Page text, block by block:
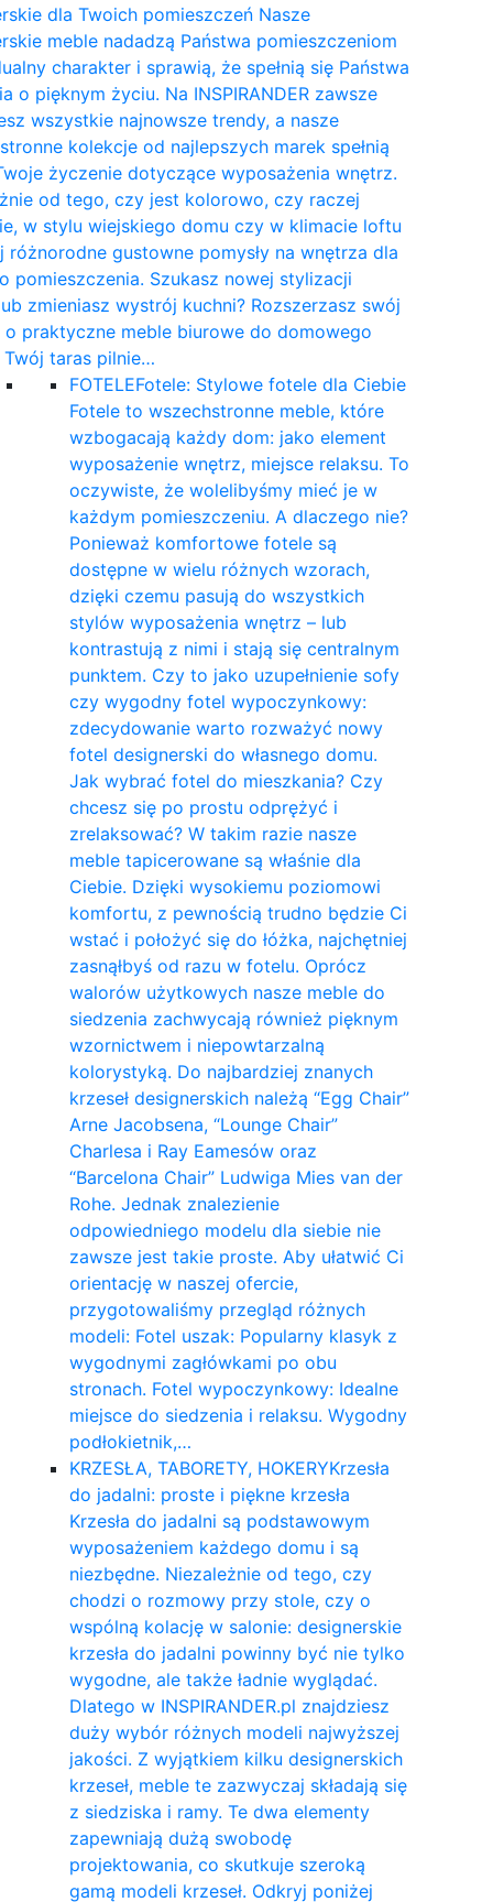
dla Twoich pomieszczeń Nasze
meble nadadzą Państwa pomieszczeniom
charakter i sprawią, że spełnią się Państwa
o pięknym życiu. Na INSPIRANDER zawsze
wszystkie najnowsze trendy, a nasze
kolekcje od najlepszych marek spełnią
życzenie dotyczące wyposażenia wnętrz.
od tego, czy jest kolorowo, czy raczej
w stylu wiejskiego domu czy w klimacie loftu
różnorodne gustowne pomysły na wnętrza dla
pomieszczenia. Szukasz nowej stylizacji
zmieniasz wystrój kuchni? Rozszerzasz swój
o praktyczne meble biurowe do domowego
Twój taras pilnie…
FOTELEFotele: Stylowe fotele dla Ciebie
Fotele to wszechstronne meble, które
wzbogacają każdy dom: jako element
wyposażenie wnętrz, miejsce relaksu. To
oczywiste, że wolelibyśmy mieć je w
każdym pomieszczeniu. A dlaczego nie?
Ponieważ komfortowe fotele są
dostępne w wielu różnych wzorach,
dzięki czemu pasują do wszystkich
stylów wyposażenia wnętrz – lub
kontrastują z nimi i stają się centralnym
punktem. Czy to jako uzupełnienie sofy
czy wygodny fotel wypoczynkowy:
zdecydowanie warto rozważyć nowy
fotel designerski do własnego domu.
Jak wybrać fotel do mieszkania? Czy
chcesz się po prostu odprężyć i
zrelaksować? W takim razie nasze
meble tapicerowane są właśnie dla
Ciebie. Dzięki wysokiemu poziomowi
komfortu, z pewnością trudno będzie Ci
wstać i położyć się do łóżka, najchętniej
zasnąłbyś od razu w fotelu. Oprócz
walorów użytkowych nasze meble do
siedzenia zachwycają również pięknym
wzornictwem i niepowtarzalną
kolorystyką. Do najbardziej znanych
krzeseł designerskich należą “Egg Chair”
Arne Jacobsena, “Lounge Chair”
Charlesa i Ray Eamesów oraz
“Barcelona Chair” Ludwiga Mies van der
Rohe. Jednak znalezienie
odpowiedniego modelu dla siebie nie
zawsze jest takie proste. Aby ułatwić Ci
orientację w naszej ofercie,
przygotowaliśmy przegląd różnych
modeli: Fotel uszak: Popularny klasyk z
wygodnymi zagłówkami po obu
stronach. Fotel wypoczynkowy: Idealne
miejsce do siedzenia i relaksu. Wygodny
podłokietnik,…
KRZESŁA, TABORETY, HOKERYKrzesła
do jadalni: proste i piękne krzesła
Krzesła do jadalni są podstawowym
wyposażeniem każdego domu i są
niezbędne. Niezależnie od tego, czy
chodzi o rozmowy przy stole, czy o
wspólną kolację w salonie: designerskie
krzesła do jadalni powinny być nie tylko
wygodne, ale także ładnie wyglądać.
Dlatego w INSPIRANDER.pl znajdziesz
duży wybór różnych modeli najwyższej
jakości. Z wyjątkiem kilku designerskich
krzeseł, meble te zazwyczaj składają się
z siedziska i ramy. Te dwa elementy
zapewniają dużą swobodę
projektowania, co skutkuje szeroką
gamą modeli krzeseł. Odkryj poniżej